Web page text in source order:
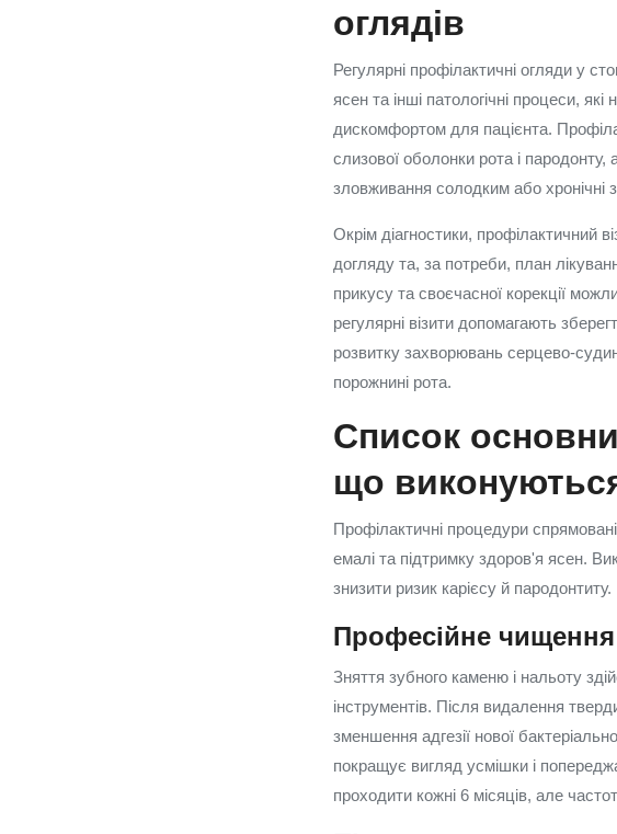
оглядів
Регулярні профілактичні огляди у
ясен та інші патологічні процеси,
дискомфортом для пацієнта.
слизової оболонки рота і пародонту,
зловживання солодким або хронічні
Окрім діагностики, профілактичний
догляду та, за потреби, план
прикусу та своєчасної корекції
регулярні візити допомагають
розвитку захворювань серцево-
порожнині рота.
Список
що
Профілактичні процедури
емалі та підтримку здоров'я ясен.
знизити ризик карієсу й пародонтиту.
Професійне
Зняття зубного каменю і нальоту
інструментів. Після видалення
зменшення адгезії нової
покращує вигляд усмішки і
проходити кожні 6 місяців, але